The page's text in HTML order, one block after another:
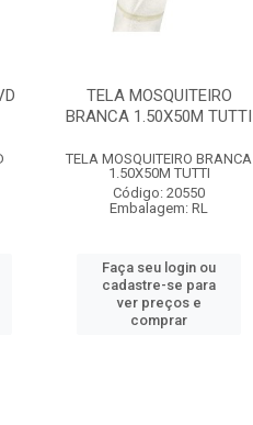
TELA MOSQUITEIRO
BRANCA 1.50X50M TUTTI
TELA MOSQUITEIRO BRANCA
1.50X50M TUTTI
Código: 20550
Embalagem: RL
Faça seu login ou
cadastre-se para
ver preços e
comprar